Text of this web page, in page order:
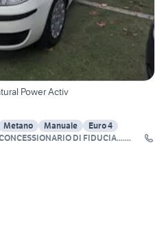
Power Activ
Metano Manuale
Euro 4
DI FIDUCIA.......